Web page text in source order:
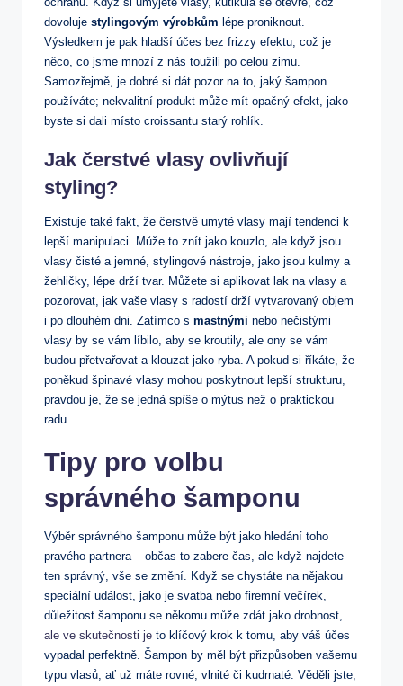
dovoluje stylingovým výrobkům lépe proniknout.
Výsledkem je pak hladší účes bez frizzy efektu, což je
něco, co jsme mnozí z nás toužili po celou zimu.
Samozřejmě, je dobré si dát pozor na to, jaký šampon
používáte; nekvalitní produkt může mít opačný efekt, jako
byste si dali místo croissantu starý rohlík.
Jak čerstvé vlasy ovlivňují
styling?
Existuje také fakt, že čerstvě umyté vlasy mají tendenci k
lepší manipulaci. Může to znít jako kouzlo, ale když jsou
vlasy čisté a jemné, stylingové nástroje, jako jsou kulmy a
žehličky, lépe drží tvar. Můžete si aplikovat lak na vlasy a
pozorovat, jak vaše vlasy s radostí drží vytvarovaný objem
i po dlouhém dni. Zatímco s mastnými nebo nečistými
vlasy by se vám líbilo, aby se kroutily, ale ony se vám
budou přetvařovat a klouzat jako ryba. A pokud si říkáte, že
poněkud špinavé vlasy mohou poskytnout lepší strukturu,
pravdou je, že se jedná spíše o mýtus než o praktickou
radu.
Tipy pro volbu
správného šamponu
Výběr správného šamponu může být jako hledání toho
pravého partnera – občas to zabere čas, ale když najdete
ten správný, vše se změní. Když se chystáte na nějakou
speciální událost, jako je svatba nebo firemní večírek,
důležitost šamponu se někomu může zdát jako drobnost,
ale ve skutečnosti je to klíčový krok k tomu, aby váš účes
vypadal perfektně. Šampon by měl být přizpůsoben vašemu
typu vlasů, ať už máte rovné, vlnité či kudrnaté. Věděli jste,